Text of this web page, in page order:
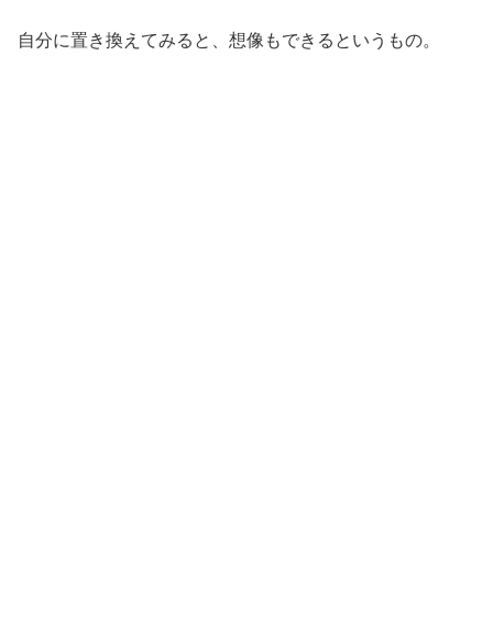
自分に置き換えてみると、想像もできるというもの。